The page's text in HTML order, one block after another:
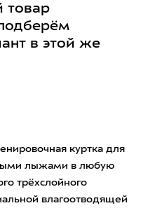
куртка для
лыжами в любую
трёхслойного
влагоотводящей
товар
в этой же